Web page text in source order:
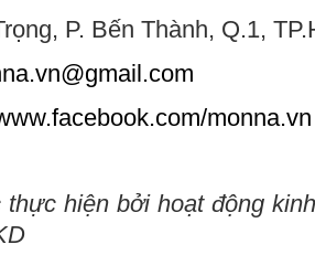
P. Bến Thành, Q.1,
monna.vn
hiện bởi hoạt động